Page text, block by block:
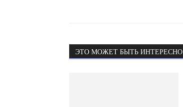
ЭТО МОЖЕТ БЫТЬ ИНТЕРЕСНО